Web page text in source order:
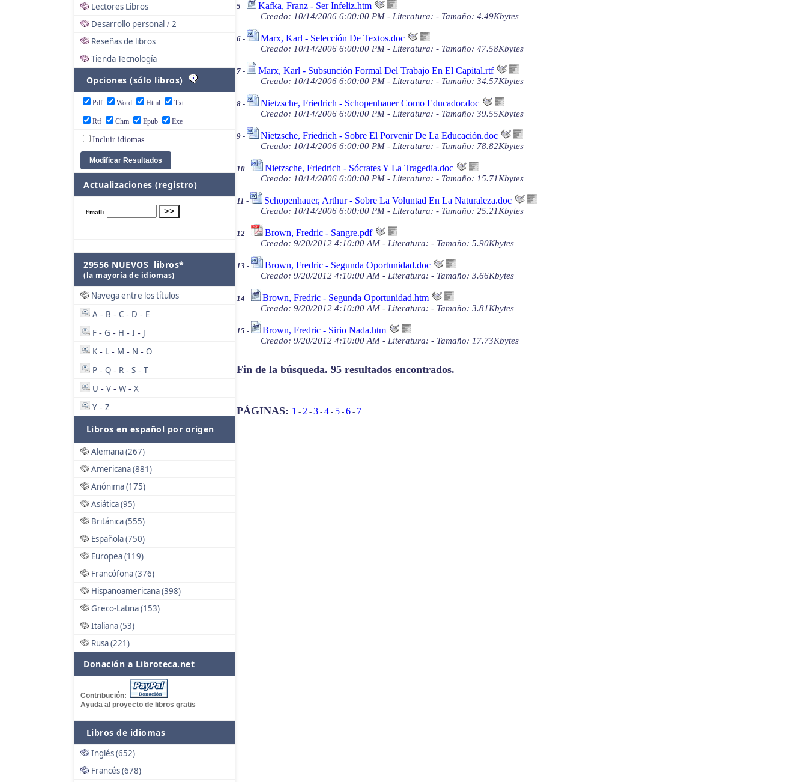
Lectores Libros
Desarrollo personal / 2
Reseñas de libros
Tienda Tecnología
Opciones (sólo libros)
Pdf Word Html Txt
Rtf Chm Epub Exe
Incluir idiomas
Actualizaciones (registro)
29556 NUEVOS libros*
(la mayoría de idiomas)
Navega entre los títulos
A - B - C - D - E
F - G - H - I - J
K - L - M - N - O
P - Q - R - S - T
U - V - W - X
Y - Z
Libros en español por origen
Alemana (267)
Americana (881)
Anónima (175)
Asiática (95)
Británica (555)
Española (750)
Europea (119)
Francófona (376)
Hispanoamericana (398)
Greco-Latina (153)
Italiana (53)
Rusa (221)
Donación a Libroteca.net
Contribución:
Ayuda al proyecto de libros gratis
Libros de idiomas
Inglés (652)
Francés (678)
5 - Kafka, Franz - Ser Infeliz.htm
Creado: 10/14/2006 6:00:00 PM - Literatura: - Tamaño: 4.49Kbytes
6 - Marx, Karl - Selección De Textos.doc
Creado: 10/14/2006 6:00:00 PM - Literatura: - Tamaño: 47.58Kbytes
7 - Marx, Karl - Subsunción Formal Del Trabajo En El Capital.rtf
Creado: 10/14/2006 6:00:00 PM - Literatura: - Tamaño: 34.57Kbytes
8 - Nietzsche, Friedrich - Schopenhauer Como Educador.doc
Creado: 10/14/2006 6:00:00 PM - Literatura: - Tamaño: 39.55Kbytes
9 - Nietzsche, Friedrich - Sobre El Porvenir De La Educación.doc
Creado: 10/14/2006 6:00:00 PM - Literatura: - Tamaño: 78.82Kbytes
10 - Nietzsche, Friedrich - Sócrates Y La Tragedia.doc
Creado: 10/14/2006 6:00:00 PM - Literatura: - Tamaño: 15.71Kbytes
11 - Schopenhauer, Arthur - Sobre La Voluntad En La Naturaleza.doc
Creado: 10/14/2006 6:00:00 PM - Literatura: - Tamaño: 25.21Kbytes
12 - Brown, Fredric - Sangre.pdf
Creado: 9/20/2012 4:10:00 AM - Literatura: - Tamaño: 5.90Kbytes
13 - Brown, Fredric - Segunda Oportunidad.doc
Creado: 9/20/2012 4:10:00 AM - Literatura: - Tamaño: 3.66Kbytes
14 - Brown, Fredric - Segunda Oportunidad.htm
Creado: 9/20/2012 4:10:00 AM - Literatura: - Tamaño: 3.81Kbytes
15 - Brown, Fredric - Sirio Nada.htm
Creado: 9/20/2012 4:10:00 AM - Literatura: - Tamaño: 17.73Kbytes
Fin de la búsqueda. 95 resultados encontrados.
PÁGINAS: 1 - 2 - 3 - 4 - 5 - 6 - 7